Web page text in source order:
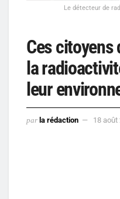
Le détecteur de
Ces
la
leur
par la rédaction 18 août